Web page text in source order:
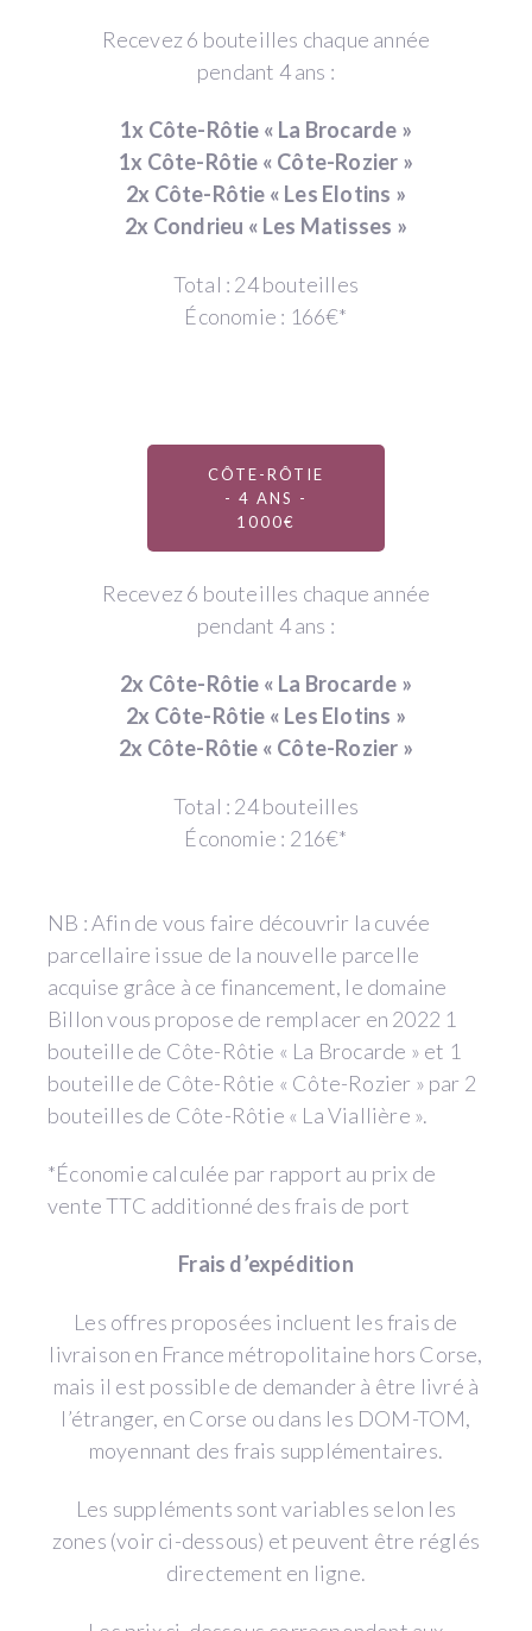
Recevez 6 bouteilles chaque année
pendant 4 ans :
1x Côte-Rôtie « La Brocarde »
1x Côte-Rôtie « Côte-Rozier »
2x Côte-Rôtie « Les Elotins »
2x Condrieu « Les Matisses »
Total : 24 bouteilles
Économie : 166€*
CÔTE-RÔTIE
- 4 ANS -
1000€
Recevez 6 bouteilles chaque année
pendant 4 ans :
2x Côte-Rôtie « La Brocarde »
2x Côte-Rôtie « Les Elotins »
2x Côte-Rôtie « Côte-Rozier »
Total : 24 bouteilles
Économie : 216€*
NB : Afin de vous faire découvrir la cuvée
parcellaire issue de la nouvelle parcelle
acquise grâce à ce financement, le domaine
Billon vous propose de remplacer en 2022 1
bouteille de Côte-Rôtie « La Brocarde » et 1
bouteille de Côte-Rôtie « Côte-Rozier » par 2
bouteilles de Côte-Rôtie « La Viallière ».
*Économie calculée par rapport au prix de
vente TTC additionné des frais de port
Frais d’expédition
Les offres proposées incluent les frais de
livraison en France métropolitaine hors Corse,
mais il est possible de demander à être livré à
l’étranger, en Corse ou dans les DOM-TOM,
moyennant des frais supplémentaires.
Les suppléments sont variables selon les
zones (voir ci-dessous) et peuvent être réglés
directement en ligne.